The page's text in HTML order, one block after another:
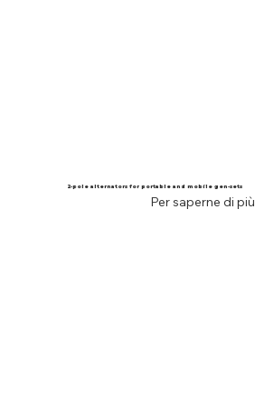
2-pole alternators for portable and mobile gen-sets
Per saperne di più